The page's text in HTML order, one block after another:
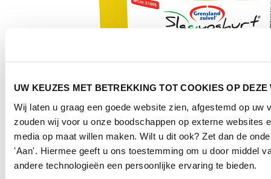
UW KEUZES MET BETREKKING TOT COOKIES OP DEZE
Wij laten u graag een goede website zien, afgestemd op uw
zouden wij voor u onze boodschappen op externe websites
media op maat willen maken. Wilt u dit ook? Zet dan de
'Aan'. Hiermee geeft u ons toestemming om u door middel
andere technologieën een persoonlijke ervaring te bieden.